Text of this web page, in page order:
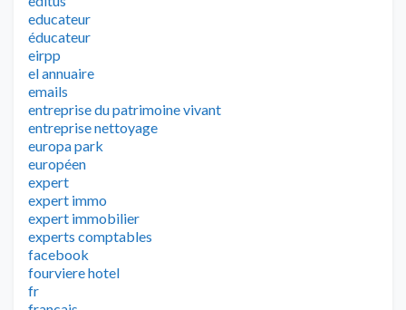
educateur
éducateur
eirpp
el annuaire
emails
entreprise du patrimoine vivant
entreprise nettoyage
europa park
européen
expert
expert immo
expert immobilier
experts comptables
facebook
fourviere hotel
fr